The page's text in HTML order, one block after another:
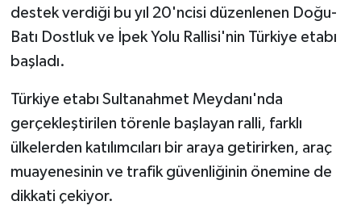
destek verdiği bu yıl 20'ncisi düzenlenen Doğu-
Batı Dostluk ve İpek Yolu Rallisi'nin Türkiye etabı
başladı.
Türkiye etabı Sultanahmet Meydanı'nda
gerçekleştirilen törenle başlayan ralli, farklı
ülkelerden katılımcıları bir araya getirirken, araç
muayenesinin ve trafik güvenliğinin önemine de
dikkati çekiyor.